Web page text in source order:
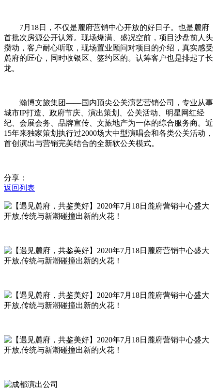
7月18日，不仅是麓府营销中心开放的好日子。也是麓府
首批次房源公开认筹。现场爆满、盛况空前，项目沙盘前人头
攒动，客户耐心听取，现场置业顾问对项目的介绍，真实感受
麓府的匠心，同时收银区、签约区的。认筹客户也是排起了长
龙。
瀚博文旅集团——国内顶尖公关演艺营销公司，专业从事
城市IP打造、政府节庆、演出策划、公关活动、明星网红经
纪、会展会务、品牌宣传、文旅地产为一体的综合服务商。近
15年来独家策划执行过2000场大中型演唱会和各类公关活动，
首创演出与营销完美结合的全新软公关模式。
分享：
返回列表